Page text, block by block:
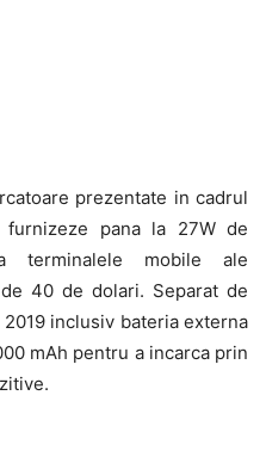
prezentate in cadrul
furnizeze pana la 27W de
terminalele mobile ale
40 de dolari. Separat de
inclusiv bateria externa
mAh pentru a incarca prin